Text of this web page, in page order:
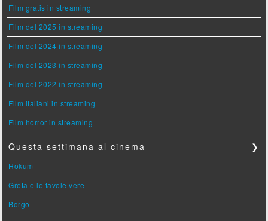
Film gratis in streaming
Film del 2025 in streaming
Film del 2024 in streaming
Film del 2023 in streaming
Film del 2022 in streaming
Film italiani in streaming
Film horror in streaming
Questa settimana al cinema ❯
Hokum
Greta e le favole vere
Borgo